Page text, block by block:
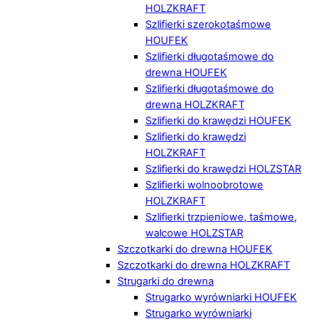
HOLZKRAFT
Szlifierki szerokotaśmowe
HOUFEK
Szlifierki długotaśmowe do
drewna HOUFEK
Szlifierki długotaśmowe do
drewna HOLZKRAFT
Szlifierki do krawędzi HOUFEK
Szlifierki do krawędzi
HOLZKRAFT
Szlifierki do krawędzi HOLZSTAR
Szlifierki wolnoobrotowe
HOLZKRAFT
Szlifierki trzpieniowe, taśmowe,
walcowe HOLZSTAR
Szczotkarki do drewna HOUFEK
Szczotkarki do drewna HOLZKRAFT
Strugarki do drewna
Strugarko wyrówniarki HOUFEK
Strugarko wyrówniarki